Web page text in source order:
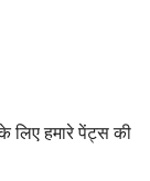
लिए हमारे पेंट्स की